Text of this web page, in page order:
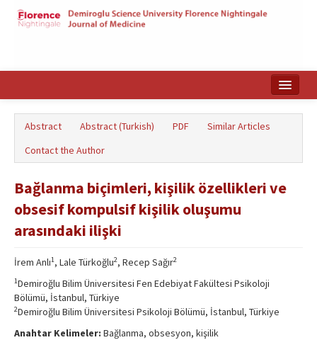
Türkçe
Abstract Abstract (Turkish) PDF
Similar Articles
Contact the Author
Bağlanma biçimleri, kişilik özellikleri ve
obsesif kompulsif kişilik oluşumu
arasındaki ilişki
İrem Anlı1, Lale Türkoğlu2, Recep Sağır2
1Demiroğlu Bilim Üniversitesi Fen Edebiyat Fakültesi Psikoloji
Bölümü, İstanbul, Türkiye
2Demiroğlu Bilim Üniversitesi Psikoloji Bölümü, İstanbul, Türkiye
Anahtar Kelimeler: Bağlanma, obsesyon, kişilik